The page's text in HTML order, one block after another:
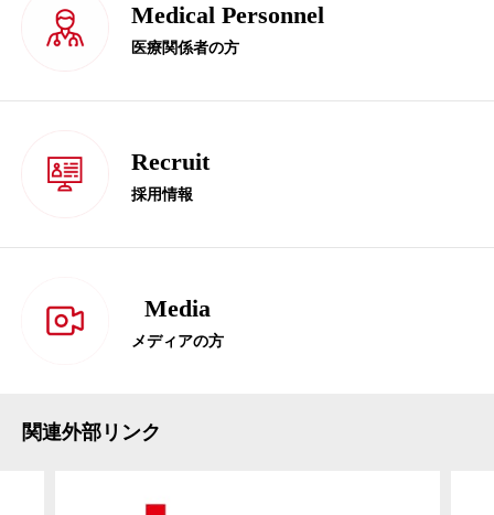
Medical Personnel
医療関係者の方
Recruit
採用情報
Media
メディアの方
関連外部リンク